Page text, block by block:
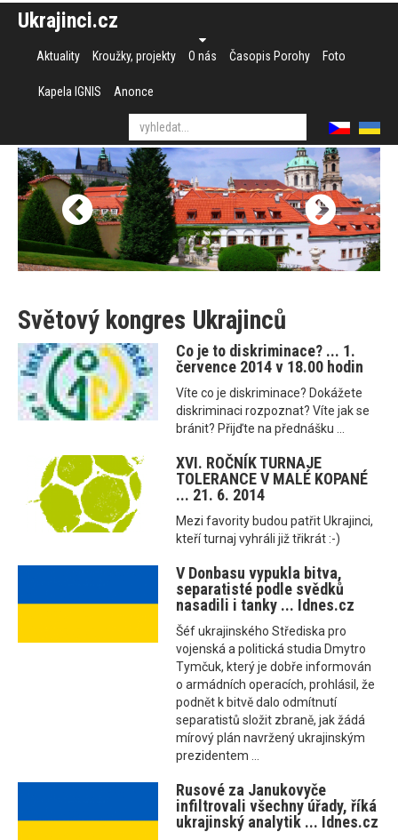
Ukrajinci.cz
Aktuality Kroužky, projekty O nás Časopis Porohy Foto
Kapela IGNIS Anonce
Světový kongres Ukrajinců
Co je to diskriminace? ... 1.
července 2014 v 18.00 hodin
Víte co je diskriminace? Dokážete
diskriminaci rozpoznat? Víte jak se
bránit? Přijďte na přednášku ...
XVI. ROČNÍK TURNAJE
TOLERANCE V MALÉ KOPANÉ
... 21. 6. 2014
Mezi favority budou patřit Ukrajinci,
kteří turnaj vyhráli již třikrát :-)
V Donbasu vypukla bitva,
separatisté podle svědků
nasadili i tanky ... Idnes.cz
Šéf ukrajinského Střediska pro
vojenská a politická studia Dmytro
Tymčuk, který je dobře informován
o armádních operacích, prohlásil, že
podnět k bitvě dalo odmítnutí
separatistů složit zbraně, jak žádá
mírový plán navržený ukrajinským
prezidentem ...
Rusové za Janukovyče
infiltrovali všechny úřady, říká
ukrajinský analytik ... Idnes.cz